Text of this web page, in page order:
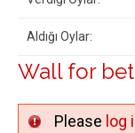
Aldığı Oylar:
Wall for
Please log